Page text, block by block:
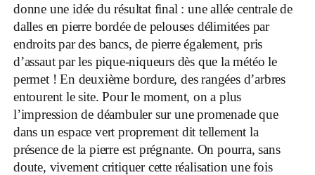
donne une idée du résultat final : une allée centrale de
dalles en pierre bordée de pelouses délimitées par
endroits par des bancs, de pierre également, pris
d’assaut par les pique-niqueurs dès que la météo le
permet ! En deuxième bordure, des rangées d’arbres
entourent le site. Pour le moment, on a plus
l’impression de déambuler sur une promenade que
dans un espace vert proprement dit tellement la
présence de la pierre est prégnante. On pourra, sans
doute, vivement critiquer cette réalisation une fois